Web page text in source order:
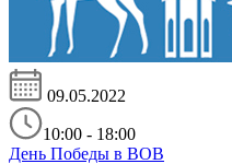
09.05.2022
10:00 - 18:00
День Победы в ВОВ